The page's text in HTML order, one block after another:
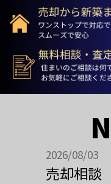
2026/08/03
売却相談